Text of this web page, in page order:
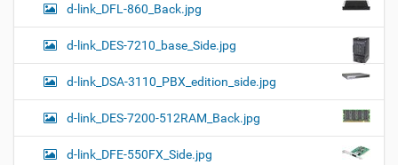
d-link_DFL-860_Back.jpg
d-link_DES-7210_base_Side.jpg
d-link_DSA-3110_PBX_edition_side.jpg
d-link_DES-7200-512RAM_Back.jpg
d-link_DFE-550FX_Side.jpg